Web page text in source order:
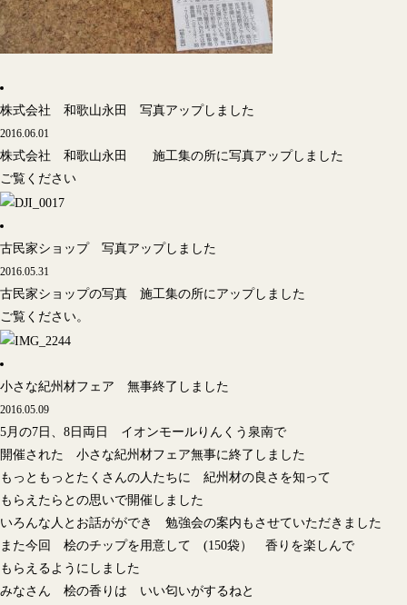
株式会社 和歌山永田 写真アップしました
2016.06.01
株式会社 和歌山永田 施工集の所に写真アップしました
ご覧ください
古民家ショップ 写真アップしました
2016.05.31
古民家ショップの写真 施工集の所にアップしました
ご覧ください。
小さな紀州材フェア 無事終了しました
2016.05.09
5月の7日、8日両日 イオンモールりんくう泉南で
開催された 小さな紀州材フェア無事に終了しました
もっともっとたくさんの人たちに 紀州材の良さを知って
もらえたらとの思いで開催しました
いろんな人とお話がができ 勉強会の案内もさせていただきました
また今回 桧のチップを用意して (150袋） 香りを楽しんで
もらえるようにしました
みなさん 桧の香りは いい匂いがするねと